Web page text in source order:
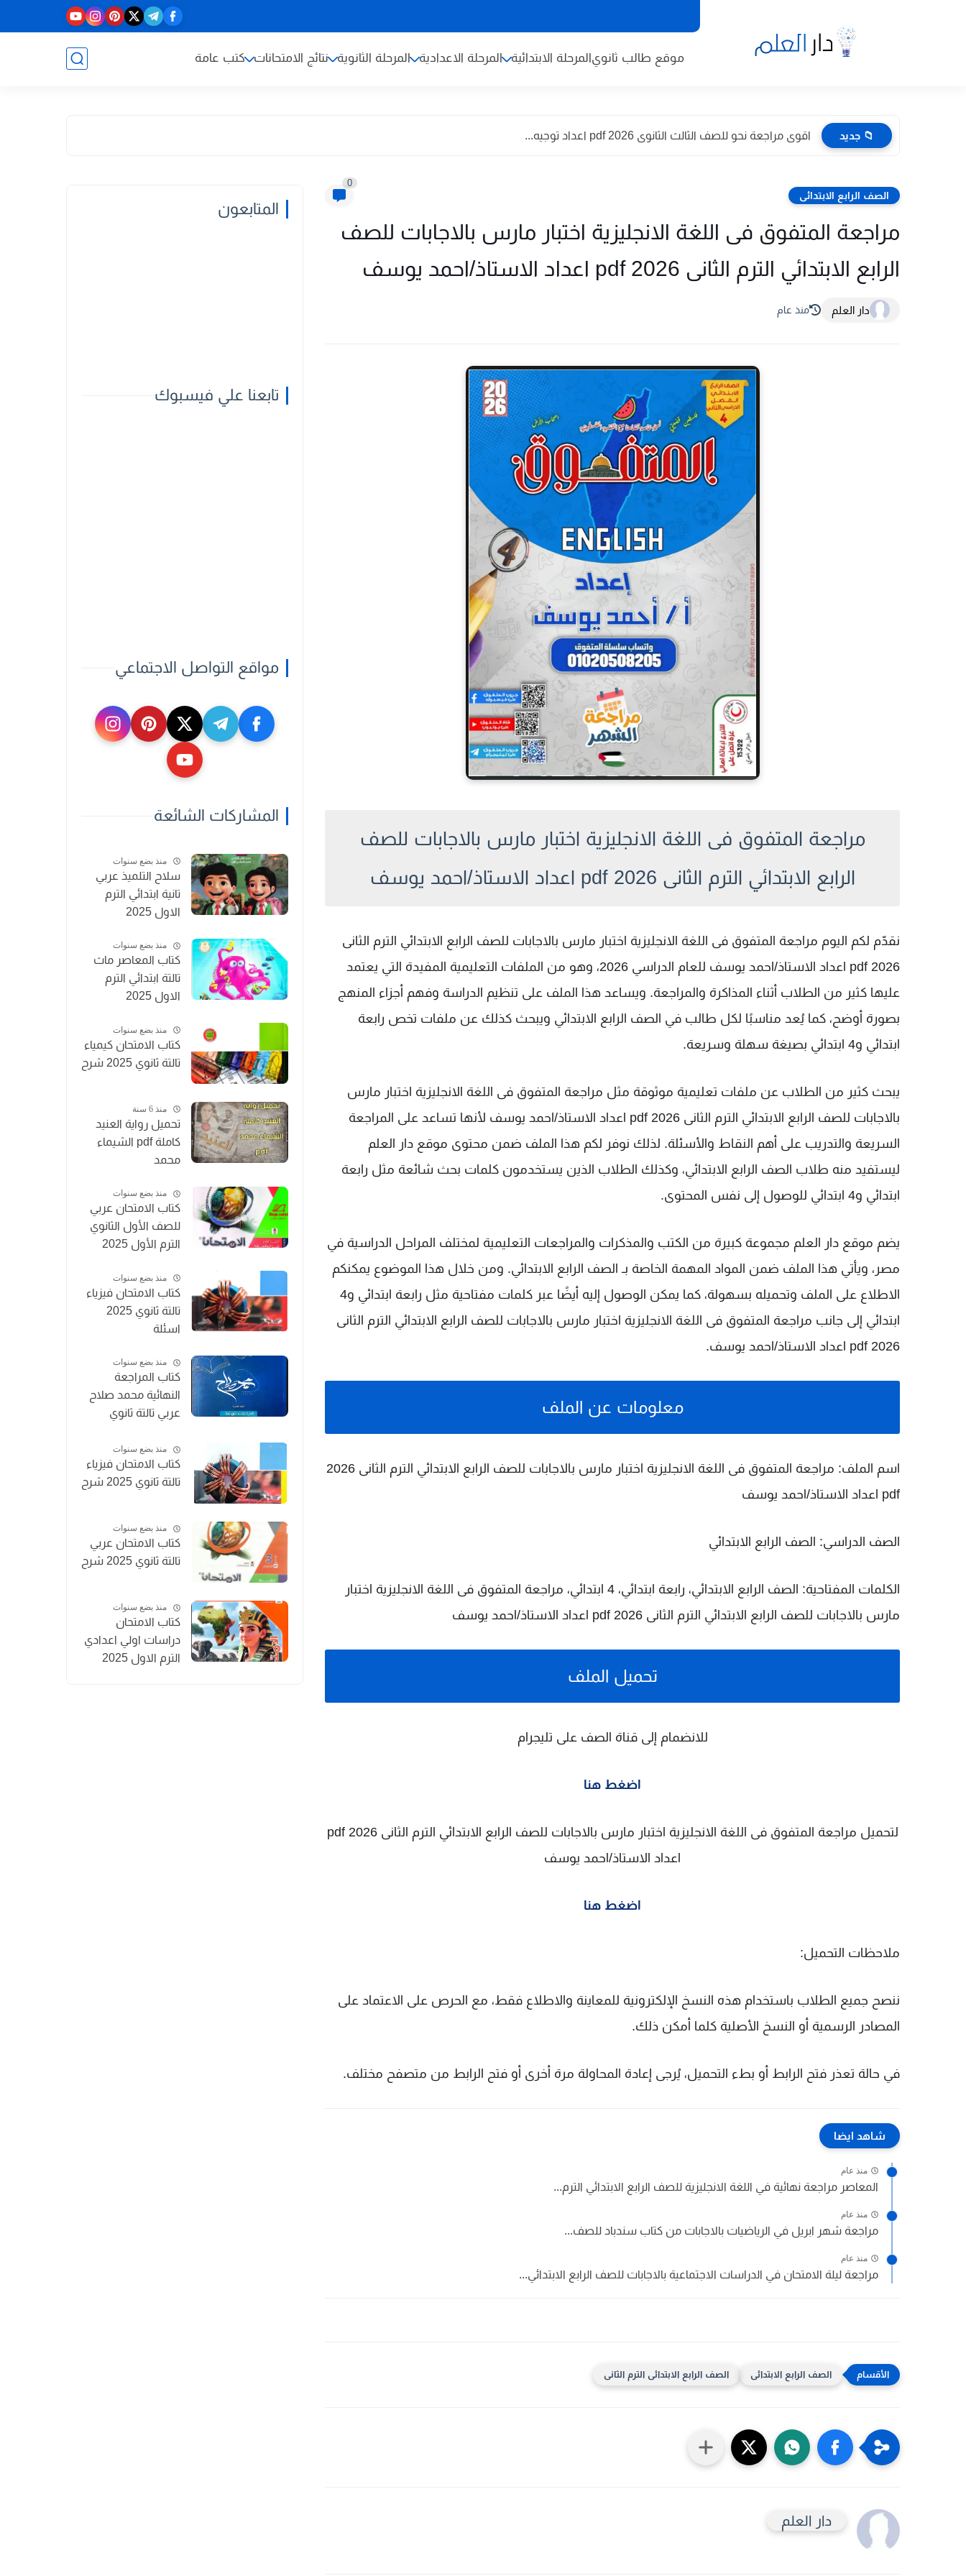
موقع طالب ثانويالمرحلة الابتدائية المرحلة الاعدادية المرحلة الثانوية نتائج الامتحانات كتب عامة
📁 جديد اقوى مراجعة نحو للصف الثالث الثانوى 2026 pdf اعداد توجيه...
الصف الرابع الابتدائى
0
مراجعة المتفوق فى اللغة الانجليزية اختبار مارس بالاجابات للصف
الرابع الابتدائي الترم الثانى 2026 pdf اعداد الاستاذ/احمد يوسف
دار العلم منذ عام
مراجعة المتفوق فى اللغة الانجليزية اختبار مارس بالاجابات للصف
الرابع الابتدائي الترم الثانى 2026 pdf اعداد الاستاذ/احمد يوسف
نقدّم لكم اليوم مراجعة المتفوق فى اللغة الانجليزية اختبار مارس بالاجابات للصف الرابع الابتدائي الترم الثانى
2026 pdf اعداد الاستاذ/احمد يوسف
للعام الدراسي 2026، وهو من الملفات التعليمية المفيدة التي يعتمد
عليها كثير من الطلاب أثناء المذاكرة والمراجعة. ويساعد هذا الملف على تنظيم الدراسة وفهم أجزاء المنهج
بصورة أوضح، كما يُعد مناسبًا لكل طالب في الصف الرابع الابتدائي ويبحث كذلك عن ملفات تخص رابعة
ابتدائي و4 ابتدائي بصيغة سهلة وسريعة.
يبحث كثير من الطلاب عن ملفات تعليمية موثوقة مثل مراجعة المتفوق فى اللغة الانجليزية اختبار مارس
بالاجابات للصف الرابع الابتدائي الترم الثانى 2026 pdf اعداد الاستاذ/احمد يوسف
لأنها تساعد على المراجعة
السريعة والتدريب على أهم النقاط والأسئلة. لذلك نوفر لكم هذا الملف ضمن محتوى موقع دار العلم
ليستفيد منه طلاب الصف الرابع الابتدائي، وكذلك الطلاب الذين يستخدمون كلمات بحث شائعة مثل رابعة
ابتدائي و4 ابتدائي للوصول إلى نفس المحتوى.
يضم موقع دار العلم مجموعة كبيرة من الكتب والمذكرات والمراجعات التعليمية لمختلف المراحل الدراسية في
مصر، ويأتي هذا الملف ضمن المواد المهمة الخاصة بـ الصف الرابع الابتدائي. ومن خلال هذا الموضوع يمكنكم
الاطلاع على الملف وتحميله بسهولة، كما يمكن الوصول إليه أيضًا عبر كلمات مفتاحية مثل رابعة ابتدائي و4
ابتدائي إلى جانب مراجعة المتفوق فى اللغة الانجليزية اختبار مارس بالاجابات للصف الرابع الابتدائي الترم الثانى
2026 pdf اعداد الاستاذ/احمد يوسف
.
معلومات عن الملف
اسم الملف:
مراجعة المتفوق فى اللغة الانجليزية اختبار مارس بالاجابات للصف الرابع الابتدائي الترم الثانى 2026
pdf اعداد الاستاذ/احمد يوسف
الصف الدراسي: الصف الرابع الابتدائي
الكلمات المفتاحية:
الصف الرابع الابتدائي، رابعة ابتدائي، 4 ابتدائي، مراجعة المتفوق فى اللغة الانجليزية اختبار
مارس بالاجابات للصف الرابع الابتدائي الترم الثانى 2026 pdf اعداد الاستاذ/احمد يوسف
تحميل الملف
للانضمام إلى قناة الصف على تليجرام
اضغط هنا
لتحميل مراجعة المتفوق فى اللغة الانجليزية اختبار مارس بالاجابات للصف الرابع الابتدائي الترم الثانى 2026 pdf
اعداد الاستاذ/احمد يوسف
اضغط هنا
ملاحظات التحميل:
ننصح جميع الطلاب باستخدام هذه النسخ الإلكترونية للمعاينة والاطلاع فقط، مع الحرص على الاعتماد على
المصادر الرسمية أو النسخ الأصلية كلما أمكن ذلك.
في حالة تعذر فتح الرابط أو بطء التحميل، يُرجى إعادة المحاولة مرة أخرى أو فتح الرابط من متصفح مختلف.
شاهد ايضا
منذ عام
المعاصر مراجعة نهائية في اللغة الانجليزية للصف الرابع الابتدائي الترم...
منذ عام
مراجعة شهر ابريل في الرياضيات بالاجابات من كتاب سندباد للصف...
منذ عام
مراجعة ليلة الامتحان في الدراسات الاجتماعية بالاجابات للصف الرابع الابتدائي...
الصف الرابع الابتدائى الصف الرابع الابتدائى الترم الثانى
دار العلم
المتابعون
تابعنا علي فيسبوك
مواقع التواصل الاجتماعي
المشاركات الشائعة
منذ بضع سنوات
سلاح التلميذ عربي
تانية ابتدائي الترم
الاول 2025
منذ بضع سنوات
كتاب المعاصر ماث
تالتة ابتدائي الترم
الاول 2025
منذ بضع سنوات
كتاب الامتحان كيمياء
تالتة ثانوي 2025 شرح
منذ 6 سنة
تحميل رواية العنيد
كاملة pdf الشيماء
محمد
منذ بضع سنوات
كتاب الامتحان عربي
للصف الأول الثانوي
الترم الأول 2025
منذ بضع سنوات
كتاب الامتحان فيزياء
تالتة ثانوي 2025
اسئلة
منذ بضع سنوات
كتاب المراجعة
النهائية محمد صلاح
عربي تالتة ثانوي
منذ بضع سنوات
كتاب الامتحان فيزياء
تالتة ثانوي 2025 شرح
منذ بضع سنوات
كتاب الامتحان عربي
تالتة ثانوي 2025 شرح
منذ بضع سنوات
كتاب الامتحان
دراسات اولي اعدادي
الترم الاول 2025